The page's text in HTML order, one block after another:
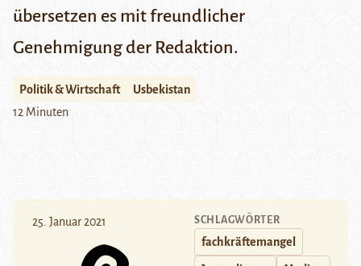
übersetzen es mit freundlicher
Genehmigung der Redaktion.
Politik & Wirtschaft
Usbekistan
12 Minuten
25. Januar 2021 SCHLAGWÖRTER
fachkräftemangel